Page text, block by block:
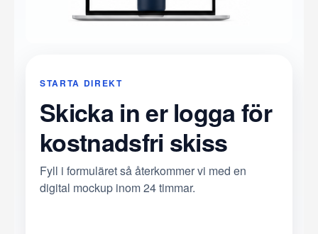
STARTA DIREKT
Skicka in er logga för
kostnadsfri skiss
Fyll i formuläret så återkommer vi med en
digital mockup inom 24 timmar.